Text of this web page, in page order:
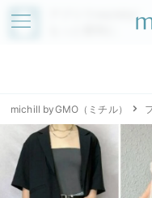
アプリでmichillが
michill byGMO（ミチル）